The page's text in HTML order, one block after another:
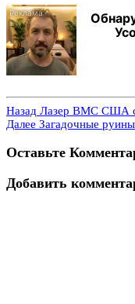
Назад Лазер ВМС США
Далее Загадочные
Оставьте
Добавить